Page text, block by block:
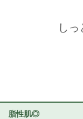
し
脂性肌◎